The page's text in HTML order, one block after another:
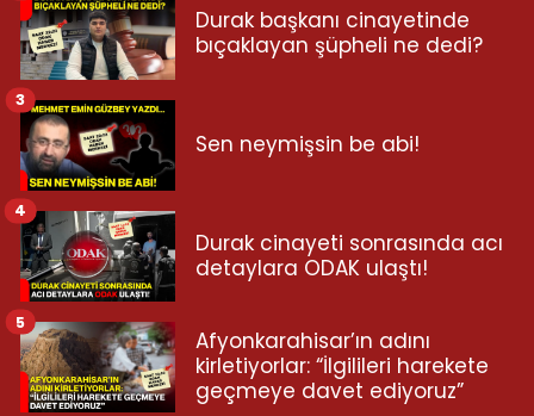
Durak başkanı cinayetinde
bıçaklayan şüpheli ne dedi?
Sen neymişsin be abi!
3
Durak cinayeti sonrasında acı
detaylara ODAK ulaştı!
4
Afyonkarahisar’ın adını
kirletiyorlar: “İlgilileri harekete
geçmeye davet ediyoruz”
5